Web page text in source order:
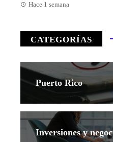
Hace 1 semana
CATEGORÍAS
Puerto Rico
Inversiones y